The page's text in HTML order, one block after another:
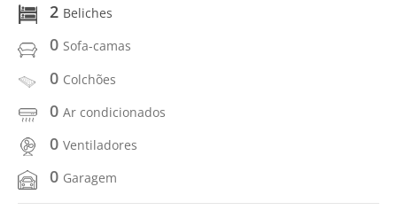
2 Beliches
0 Sofa-camas
0 Colchões
0 Ar condicionados
0 Ventiladores
0 Garagem